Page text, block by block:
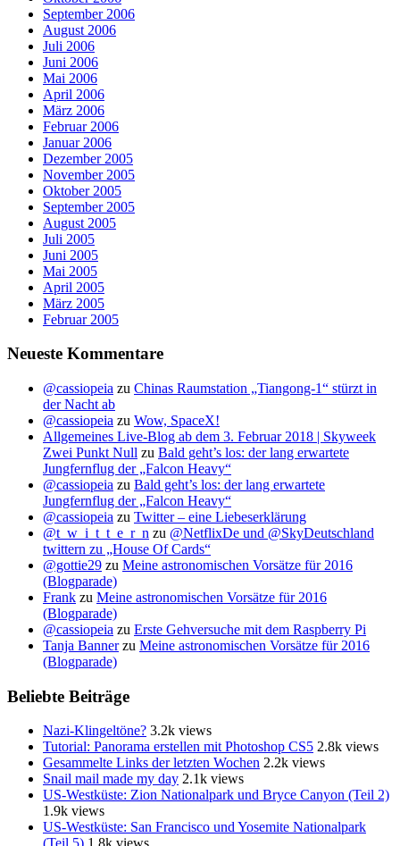
September 2006
August 2006
Juli 2006
Juni 2006
Mai 2006
April 2006
März 2006
Februar 2006
Januar 2006
Dezember 2005
November 2005
Oktober 2005
September 2005
August 2005
Juli 2005
Juni 2005
Mai 2005
April 2005
März 2005
Februar 2005
Neueste Kommentare
@cassiopeia zu Chinas Raumstation „Tiangong-1“ stürzt in
der Nacht ab
@cassiopeia zu Wow, SpaceX!
Allgemeines Live-Blog ab dem 3. Februar 2018 | Skyweek
Zwei Punkt Null zu Bald geht’s los: der lang erwartete
Jungfernflug der „Falcon Heavy“
@cassiopeia zu Bald geht’s los: der lang erwartete
Jungfernflug der „Falcon Heavy“
@cassiopeia zu Twitter – eine Liebeserklärung
@t_w_i_t_t_e_r_n zu @NetflixDe und @SkyDeutschland
twittern zu „House Of Cards“
@gottie29 zu Meine astronomischen Vorsätze für 2016
(Blogparade)
Frank zu Meine astronomischen Vorsätze für 2016
(Blogparade)
@cassiopeia zu Erste Gehversuche mit dem Raspberry Pi
Tanja Bannerzu Meine astronomischen Vorsätze für 2016
(Blogparade)
Beliebte Beiträge
Nazi-Klingeltöne? 3.2k views
Tutorial: Panorama erstellen mit Photoshop CS5 2.8k views
Gesammelte Links der letzten Wochen 2.2k views
Snail mail made my day 2.1k views
US-Westküste: Zion Nationalpark und Bryce Canyon (Teil 2)
1.9k views
US-Westküste: San Francisco und Yosemite Nationalpark